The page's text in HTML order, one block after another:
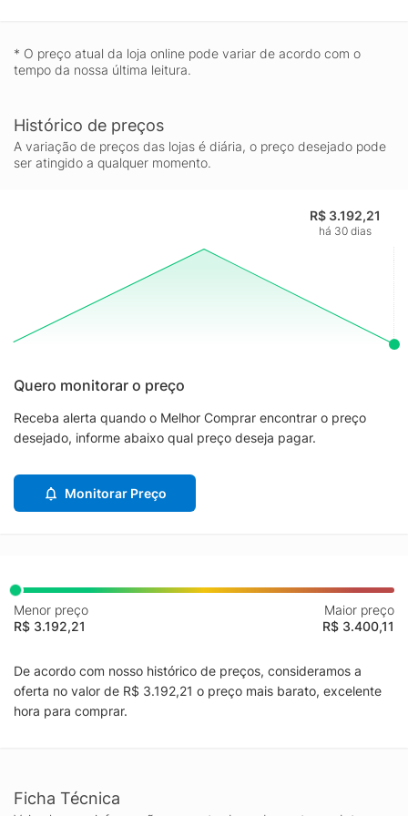
* O preço atual da loja online pode variar de acordo com o
tempo da nossa última leitura.
Histórico de preços
A variação de preços das lojas é diária, o preço desejado pode
ser atingido a qualquer momento.
R$ 3.192,21
há 30 dias
Quero monitorar o preço
Receba alerta quando o Melhor Comprar encontrar o preço
desejado, informe abaixo qual preço deseja pagar.
Monitorar Preço
Menor preço
R$ 3.192,21
Maior preço
R$ 3.400,11
De acordo com nosso histórico de preços, consideramos a
oferta no valor de R$ 3.192,21 o preço mais barato, excelente
hora para comprar.
Ficha Técnica